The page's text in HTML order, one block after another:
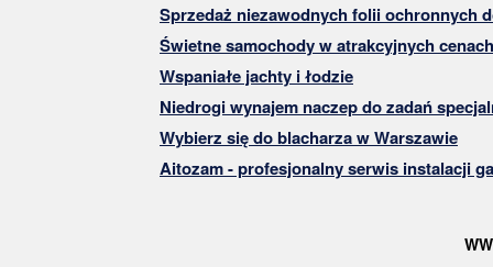
Sprzedaż niezawodnych folii ochronnych
Świetne samochody w atrakcyjnych cenach
Wspaniałe jachty i łodzie
Niedrogi wynajem naczep do zadań
Wybierz się do blacharza w Warszawie
Aitozam - profesjonalny serwis instalacji